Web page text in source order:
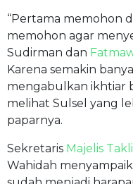
“Pertama memohon
memohon agar
Sudirman dan
Karena semakin
mengabulkan ikhtiar
melihat Sulsel yang
paparnya.
Sekretaris Majelis
Wahidah